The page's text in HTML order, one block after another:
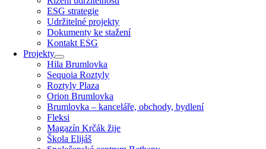
ESG strategie
Udržitelné projekty
Dokumenty ke stažení
Kontakt ESG
Projekty
Hila Brumlovka
Sequoia Roztyly
Roztyly Plaza
Orion Brumlovka
Brumlovka – kanceláře, obchody, bydlení
Fleksi
Magazín Krčák žije
Škola Elijáš